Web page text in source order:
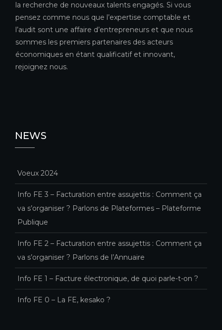
la recherche de nouveaux talents engagés. Si vous
pensez comme nous que l’expertise comptable et
l’audit sont une affaire d’entrepreneurs et que nous
sommes les premiers partenaires des acteurs
économiques en étant qualificatif et innovant,
rejoignez nous.
NEWS
Voeux 2024
Info FE 3 – Facturation entre assujettis : Comment ça
va s’organiser ? Parlons de Plateformes – Plateforme
Publique
Info FE 2 – Facturation entre assujettis : Comment ça
va s’organiser ? Parlons de l’Annuaire
Info FE 1 – Facture électronique, de quoi parle-t-on ?
Info FE 0 – La FE, kesako ?